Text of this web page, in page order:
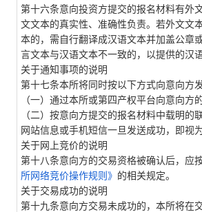
第十六条意向投资方提交的报名材料有外
文文本的真实性、准确性负责。若外文文
本的，需自行翻译成汉语文本并加盖公章
言文本与汉语文本不一致的，以提供的汉
关于通知事项的说明
第十七条本所将同时按以下方式向意向方
（一）通过本所或第四产权平台向意向方
（二）按意向方提交的报名材料中载明的
网站信息或手机短信一旦发送成功，即视
关于网上竞价的说明
第十八条意向方的交易资格被确认后，应
所网络竞价操作规则》 的相关规定。
关于交易成功的说明
第十九条意向方交易未成功的，本所将在